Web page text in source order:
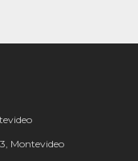
Montevideo